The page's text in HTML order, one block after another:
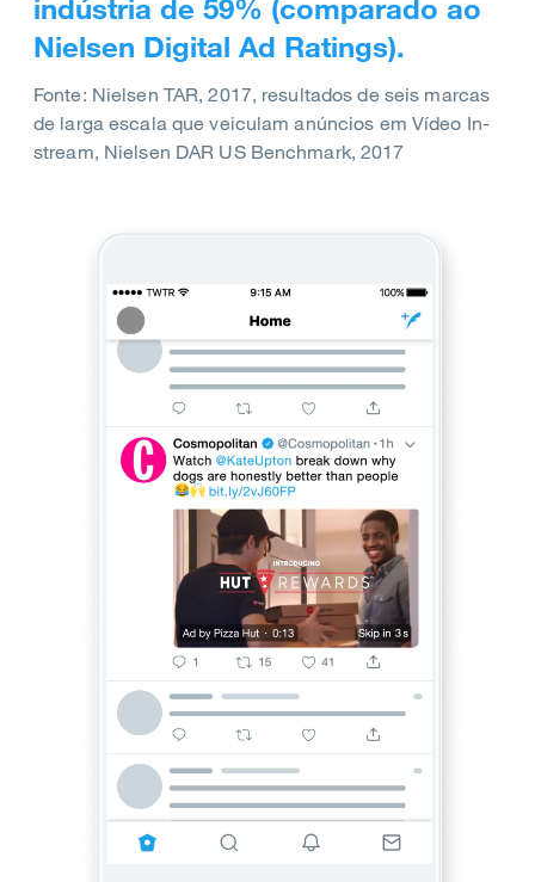
indústria de 59% (comparado ao
Nielsen Digital Ad Ratings).
Fonte: Nielsen TAR, 2017, resultados de seis marcas
de larga escala que veiculam anúncios em Vídeo In-
stream, Nielsen DAR US Benchmark, 2017
investimento 40% mais alto que a
média de outros canais em
conjunto.
Seu vídeo será visto pelos
consumidores logo que eles entrarem no
Uma pesquisa recente do IPGmostra
que o First View foi a execução de vídeo
mais efetiva em comparação ao anúncio
de uma plataforma de vídeos
concorrente, com aproximadamente o